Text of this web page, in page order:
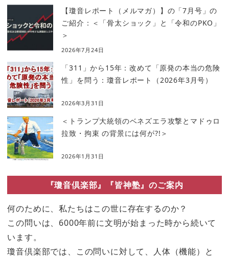
【瓊音レポート（メルマガ）】の「7月号」の
ご紹介：＜「骨太ショック」と「令和のPKO」
＞
2026年7月24日
「311」から15年：改めて「原発の本当の危険
性」を問う：瓊音レポート（2026年3月号）
2026年3月31日
＜トランプ大統領のベネズエラ攻撃とマドゥロ
拉致・拘束 の背景には何が?!＞
2026年1月31日
『瓊音倶楽部』『皆神塾』のご案内
何のために、私たちはこの世に存在するのか？
この問いは、6000年前に文明が始まった時から続いて
います。
瓊音倶楽部では、この問いに対して、人体（機能）と